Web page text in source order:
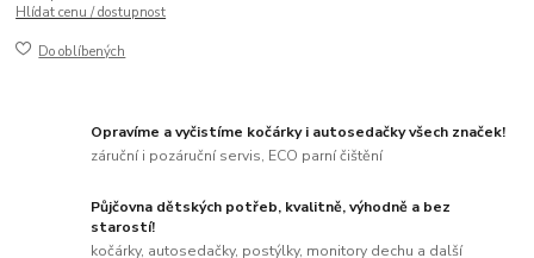
Hlídat cenu / dostupnost
Do oblíbených
Opravíme a vyčistíme kočárky i autosedačky všech značek!
záruční i pozáruční servis, ECO parní čištění
Půjčovna dětských potřeb, kvalitně, výhodně a bez
starostí!
kočárky, autosedačky, postýlky, monitory dechu a další